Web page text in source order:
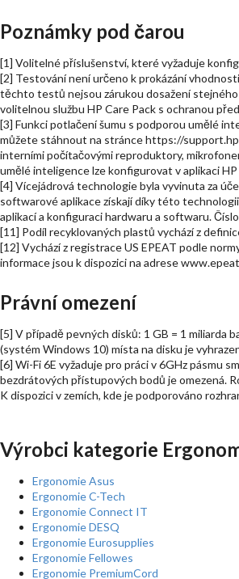
Poznámky pod čarou
[1] Volitelné příslušenství, které vyžaduje
[2] Testování není určeno k prokázání
těchto testů nejsou zárukou dosažení
volitelnou službu HP Care Pack s ochranou
[3] Funkci potlačení šumu s podporou umělé
můžete stáhnout na stránce https://
interními počítačovými reproduktory,
umělé inteligence lze konfigurovat v aplikaci
[4] Vícejádrová technologie byla vyvinuta za
softwarové aplikace získají díky této
aplikací a konfiguraci hardwaru a softwaru.
[11] Podíl recyklovaných plastů vychází z
[12] Vychází z registrace US EPEAT podle
informace jsou k dispozici na adrese
Právní omezení
[5] V případě pevných disků: 1 GB = 1 miliarda
(systém Windows 10) místa na disku je
[6] Wi-Fi 6E vyžaduje pro práci v 6GHz pásmu
bezdrátových přístupových bodů je omezená.
K dispozici v zemích, kde je podporováno
Výrobci kategorie
Ergonomie Asus
Ergonomie C-Tech
Ergonomie Connect IT
Ergonomie DESQ
Ergonomie Eurosupplies
Ergonomie Fellowes
Ergonomie PremiumCord